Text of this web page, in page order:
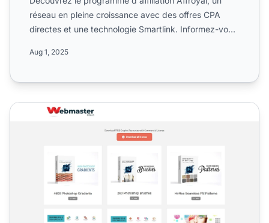
réseau en pleine croissance avec des offres CPA
directes et une technologie Smartlink. Informez-vous
Aug 1, 2025
Programme d'affiliation Afftd